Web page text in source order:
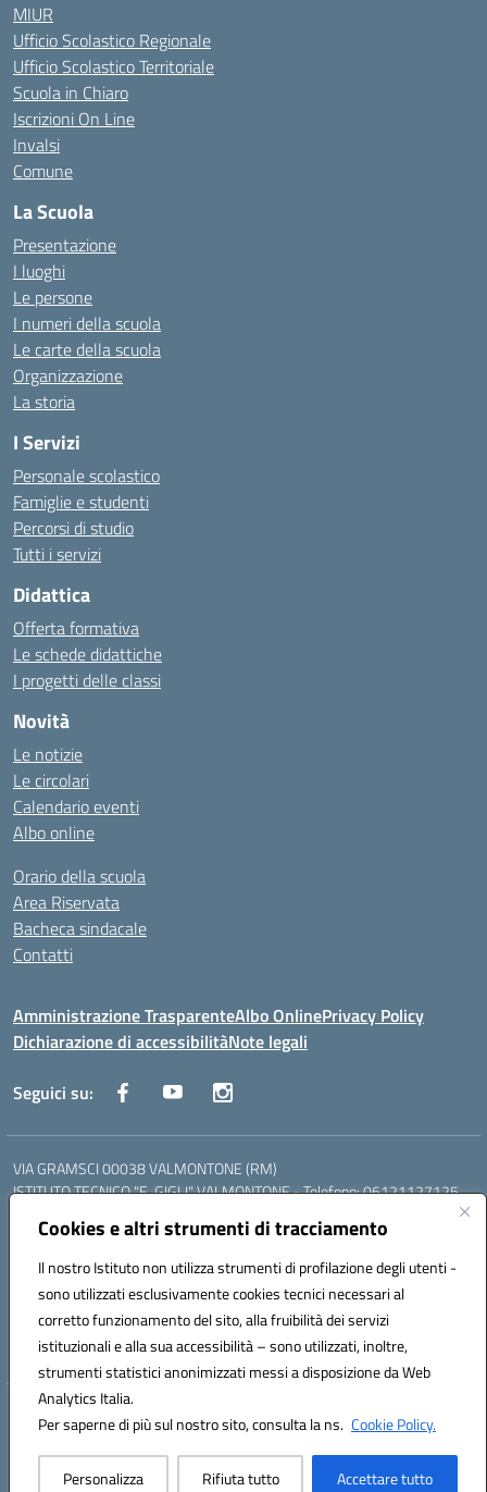
Cookies e altri strumenti di tracciamento
Il nostro Istituto non utilizza strumenti di profilazione degli utenti -
sono utilizzati esclusivamente cookies tecnici necessari al
corretto funzionamento del sito, alla fruibilità dei servizi
istituzionali e alla sua accessibilità – sono utilizzati, inoltre,
strumenti statistici anonimizzati messi a disposizione da Web
Analytics Italia.
Per saperne di più sul nostro sito, consulta la ns. Cookie Policy.
Personalizza Rifiuta tutto Accettare tutto
MIUR
Ufficio Scolastico Regionale
Ufficio Scolastico Territoriale
Scuola in Chiaro
Iscrizioni On Line
Invalsi
Comune
La Scuola
Presentazione
I luoghi
Le persone
I numeri della scuola
Le carte della scuola
Organizzazione
La storia
I Servizi
Personale scolastico
Famiglie e studenti
Percorsi di studio
Tutti i servizi
Didattica
Offerta formativa
Le schede didattiche
I progetti delle classi
Novità
Le notizie
Le circolari
Calendario eventi
Albo online
Orario della scuola
Area Riservata
Bacheca sindacale
Contatti
Amministrazione TrasparenteAlbo OnlinePrivacy Policy
Dichiarazione di accessibilitàNote legali
Seguici su:
VIA GRAMSCI 00038 VALMONTONE (RM)
ISTITUTO TECNICO "E. GIGLI" VALMONTONE - Telefono: 06121127125
06121126825
LICEO DELLE SCIENZE UMANE "P.L. NERVI" SEGNI - Telefono:
Mail: RMIS099002@istruzione.it - PEC: RMIS099002@pec.istruzione.it
Codice meccanografico: RMIS099002
Codice fiscale: 95036960581
Hosting & Powered by 3D Solution S.r.l.
Concept & Design by Designers Italia